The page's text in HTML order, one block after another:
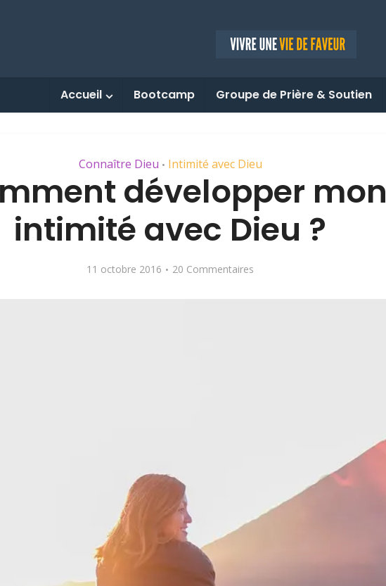
Accueil Bootcamp Groupe de Prière & Soutien
Connaître Dieu • Intimité avec Dieu
développer mon
intimité avec Dieu ?
11 octobre 2016 20 Commentaires